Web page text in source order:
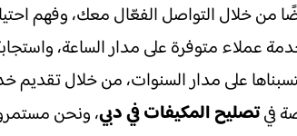
من خلال التواصل الفعّال معك، وفهم
عملاء متوفرة على مدار الساعة،
على مدار السنوات، من خلال
فيتصليح المكيفات في دبي، ونحن